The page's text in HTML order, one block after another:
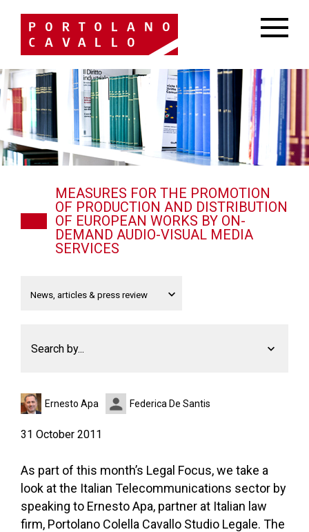
MEASURES FOR THE PROMOTION
OF PRODUCTION AND DISTRIBUTION
OF EUROPEAN WORKS BY ON-
DEMAND AUDIO-VISUAL MEDIA
SERVICES
Search by...
Ernesto Apa Federica De Santis
31 October 2011
As part of this month’s Legal Focus, we take a
look at the Italian Telecommunications sector by
speaking to Ernesto Apa, partner at Italian law
firm, Portolano Colella Cavallo Studio Legale. The